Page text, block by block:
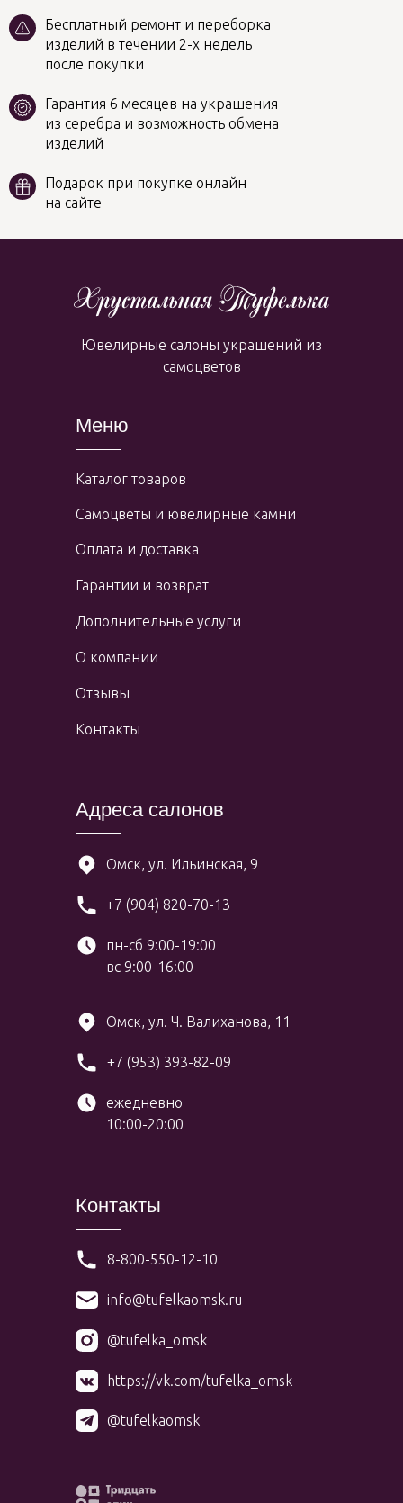
Бесплатный ремонт и переборка
изделий в течении 2-х недель
после покупки
Гарантия 6 месяцев на украшения
из серебра и возможность обмена
изделий
Подарок при покупке онлайн
на сайте
Меню
Каталог товаров
Самоцветы и ювелирные камни
Оплата и доставка
Адреса салонов
+7 (904) 820-70-13
пн-сб 9:00-19:00
вс 9:00-16:00
Омск, ул. Ильинская, 9
Ювелирные салоны украшений из
самоцветов
+7 (953) 393-82-09
ежедневно
10:00-20:00
Омск, ул. Ч. Валиханова, 11
Контакты
@tufelka_omsk
https://vk.com/tufelka_omsk
Гарантии и возврат
Дополнительные услуги
О компании
Отзывы
Контакты
@tufelkaomsk
8-800-550-12-10
info@tufelkaomsk.ru